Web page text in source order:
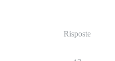
Risposte